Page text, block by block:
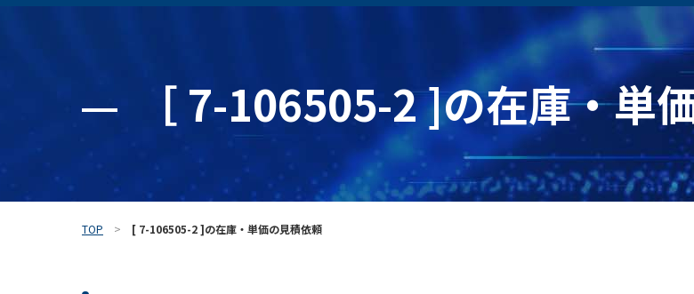
［ 7-106505-2 ]の在庫・単
TOP [ 7-106505-2 ]の在庫・単価の見積依頼